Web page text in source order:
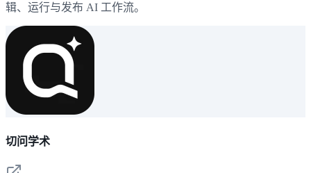
辑、运行与发布 AI 工作流。
切问学术